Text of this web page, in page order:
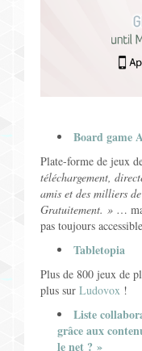
Board game
Plate-forme de jeux
téléchargement,
amis et des milliers
Gratuitement. » …
pas toujours
Tabletopia
Plus de 800 jeux de
plus sur Ludovox !
Liste
grâce aux
le net ? »